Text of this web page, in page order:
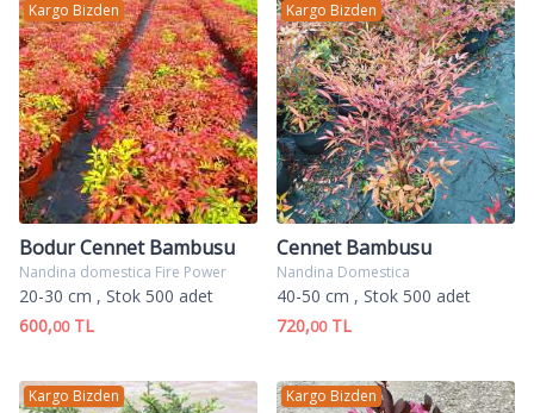
Kargo Bizden
Bodur Cennet Bambusu
Nandina domestica Fire Power
20-30 cm , Stok 500 adet
600,00TL
Kargo Bizden
Cennet Bambusu
Nandina Domestica
40-50 cm , Stok 500 adet
720,00TL
Kargo Bizden Kargo Bizden